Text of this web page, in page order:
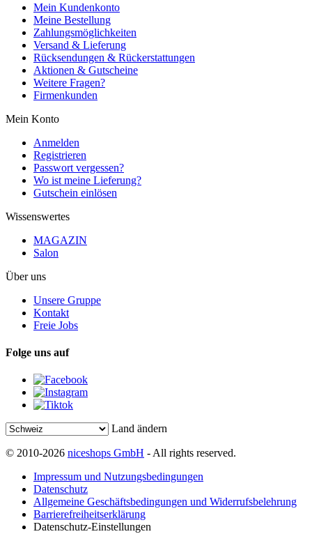
Mein Kundenkonto
Meine Bestellung
Zahlungsmöglichkeiten
Versand & Lieferung
Rücksendungen & Rückerstattungen
Aktionen & Gutscheine
Weitere Fragen?
Firmenkunden
Mein Konto
Anmelden
Registrieren
Passwort vergessen?
Wo ist meine Lieferung?
Gutschein einlösen
Wissenswertes
MAGAZIN
Salon
Über uns
Unsere Gruppe
Kontakt
Freie Jobs
Folge uns auf
Land ändern
© 2010-2026 niceshops GmbH - All rights reserved.
Impressum und Nutzungsbedingungen
Datenschutz
Allgemeine Geschäftsbedingungen und Widerrufsbelehrung
Barrierefreiheitserklärung
Datenschutz-Einstellungen